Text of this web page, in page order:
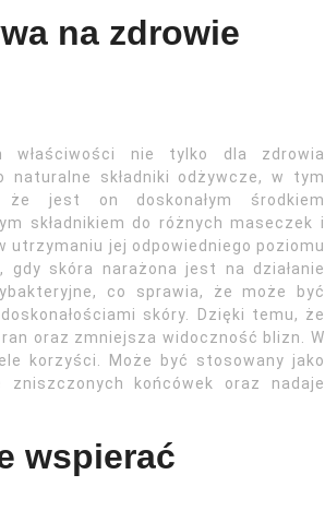
na zdrowie
właściwości nie tylko dla zdrowia
składniki odżywcze, w tym
że jest on doskonałym środkiem
składnikiem do różnych maseczek i
utrzymaniu jej odpowiedniego poziomu
skóra narażona jest na działanie
co sprawia, że może być
skóry. Dzięki temu, że
oraz zmniejsza widoczność blizn. W
korzyści. Może być stosowany jako
końcówek oraz nadaje
wspierać